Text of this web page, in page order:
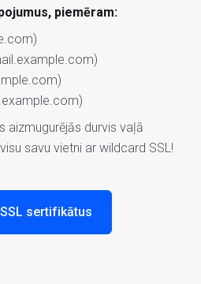
piemēram:
aizmugurējās durvis vaļā
savu vietni ar wildcard SSL!
sertifikātus